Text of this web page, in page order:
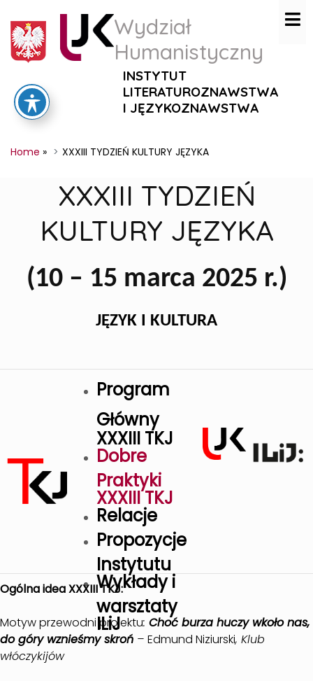
Wydział
Humanistyczny
INSTYTUT
LITERATUROZNAWSTWA
I JĘZYKOZNAWSTWA
Home » XXXIII TYDZIEŃ KULTURY JĘZYKA
XXXIII TYDZIEŃ
KULTURY JĘZYKA
(10 – 15 marca 2025 r.)
JĘZYK I KULTURA
Program
Główny
XXXIII TKJ
Dobre
Praktyki
XXXIII TKJ
Relacje
Propozycje
Instytutu
Wykłady i
warsztaty
ILiJ
Ogólna idea XXXIII TKJ:
Motyw przewodni projektu: Choć burza huczy wkoło nas,
do góry wznieśmy skroń – Edmund Niziurski, Klub
włóczykijów